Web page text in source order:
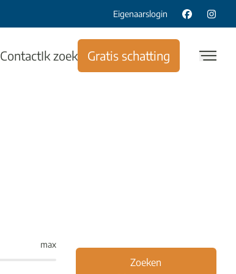
Eigenaarslogin
ContactIk zoek Gratis schatting
max
Zoeken